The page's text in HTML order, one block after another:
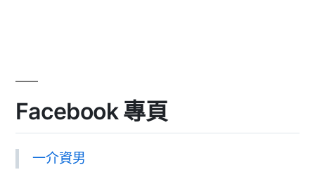
Facebook 專頁
一介資男